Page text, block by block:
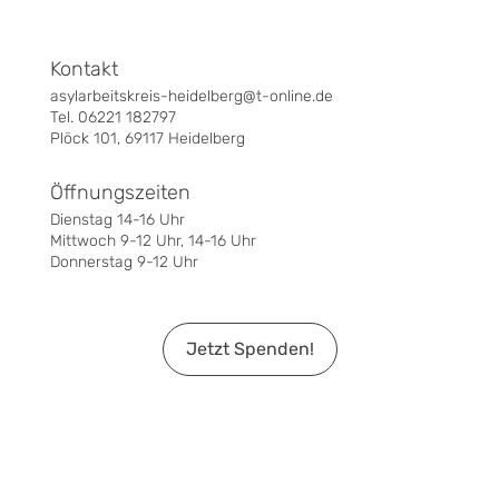
Jetzt Spenden!
asylarbeitskreis-heidelberg@t-online.de
Tel. 06221 182797
Plöck 101, 69117 Heidelberg
Kontakt
Dienstag 14-16 Uhr
Mittwoch 9-12 Uhr, 14-16 Uhr
Donnerstag 9-12 Uhr
Öffnungszeiten